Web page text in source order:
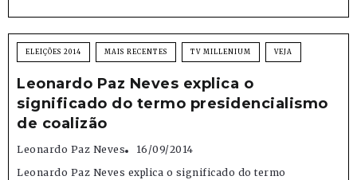
ELEIÇÕES 2014 MAIS RECENTES TV MILLENIUM VEJA
Leonardo Paz Neves explica o
significado do termo presidencialismo
de coalizão
Leonardo Paz Neves
16/09/2014
Leonardo Paz Neves explica o significado do termo